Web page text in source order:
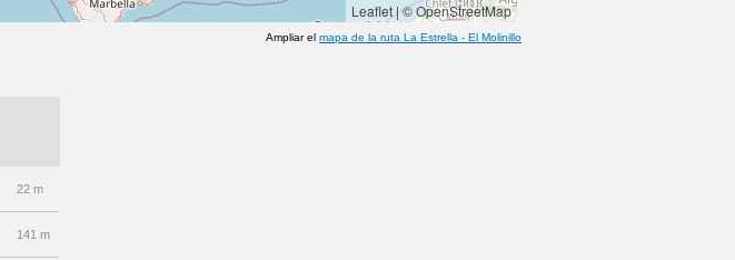
Leaflet|© OpenStreetMap
Ampliar el mapa de la ruta La Estrella - El Molinillo
22 m
141 m